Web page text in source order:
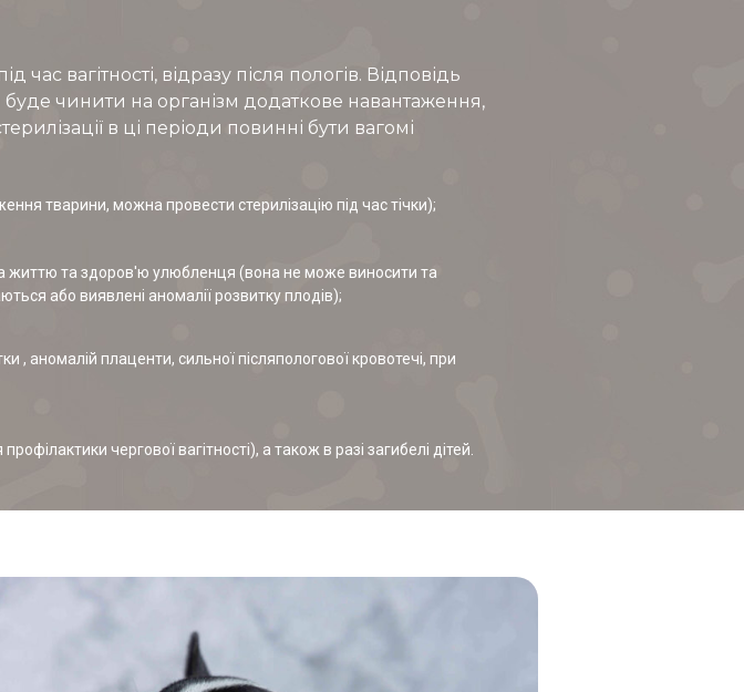
час вагітності, відразу після пологів. Відповідь
чинити на організм додаткове навантаження,
в ці періоди повинні бути вагомі
тварини, можна провести стерилізацію під час тічки);
життю та здоров'ю улюбленця (вона не може виносити та
або виявлені аномалії розвитку плодів);
, аномалій плаценти, сильної післяпологової кровотечі, при
чергової вагітності), а також в разі загибелі дітей.